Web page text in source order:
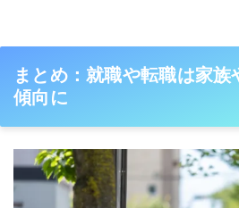
まとめ：就職や転職は家族
傾向に